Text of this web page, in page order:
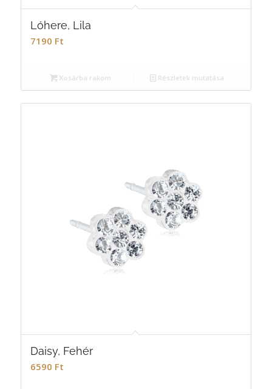
Lóhere, Lila
7190 Ft
Kosárba rakom Részletek mutatása
Daisy, Fehér
6590 Ft